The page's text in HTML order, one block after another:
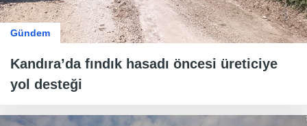
Gündem
Kandıra’da fındık hasadı öncesi üreticiye
yol desteği